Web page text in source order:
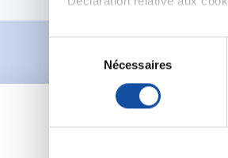
Si vous le permettez, nous
Collecter des
digitales).
Pour en savoir plus sur le
. Vous pouvez
l
Nécessaires